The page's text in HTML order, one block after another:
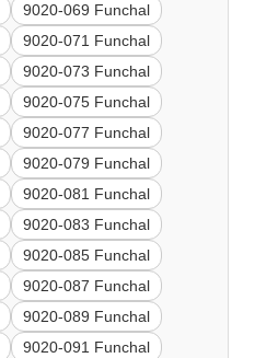
9020-069 Funchal
9020-071 Funchal
9020-073 Funchal
9020-075 Funchal
9020-077 Funchal
9020-079 Funchal
9020-081 Funchal
9020-083 Funchal
9020-085 Funchal
9020-087 Funchal
9020-089 Funchal
9020-091 Funchal